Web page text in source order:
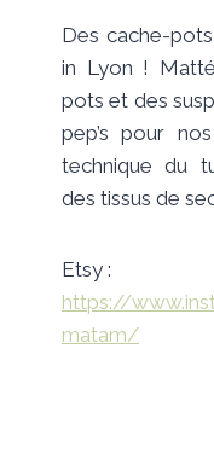
Des cache-
in Lyon !
pots et des
pep’s pour
technique du
des tissus de
Etsy :
https://
matam/